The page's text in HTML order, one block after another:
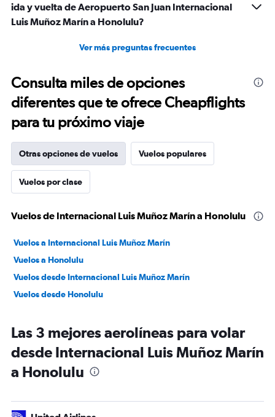
ida y vuelta de Aeropuerto San Juan Internacional
Luis Muñoz Marín a Honolulu?
Ver más preguntas frecuentes
Consulta miles de opciones
diferentes que te ofrece Cheapflights
para tu próximo viaje
Otras opciones de vuelos Vuelos populares
Vuelos por clase
Vuelos de Internacional Luis Muñoz Marín a Honolulu
Vuelos a Internacional Luis Muñoz Marín
Vuelos a Honolulu
Vuelos desde Internacional Luis Muñoz Marín
Vuelos desde Honolulu
Las 3 mejores aerolíneas para volar
desde Internacional Luis Muñoz Marín
a Honolulu